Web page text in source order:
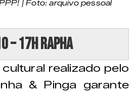
| Foto: arquivo pessoal
17h RaPHa
realizado pelo
& Pinga garante